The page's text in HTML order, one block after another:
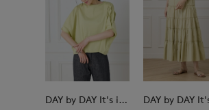
DAY by DAY It's international